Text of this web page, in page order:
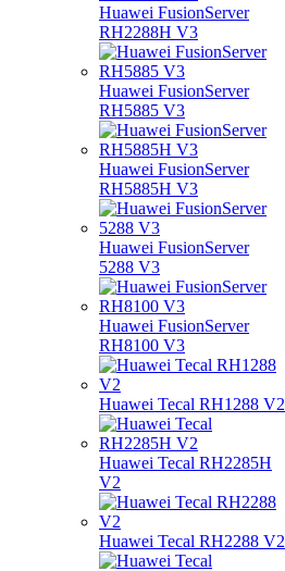
Huawei FusionServer
RH2288H V3
Huawei FusionServer
RH5885 V3
Huawei FusionServer
RH5885H V3
Huawei FusionServer
5288 V3
Huawei FusionServer
RH8100 V3
Huawei Tecal RH1288 V2
Huawei Tecal RH2285H
V2
Huawei Tecal RH2288 V2